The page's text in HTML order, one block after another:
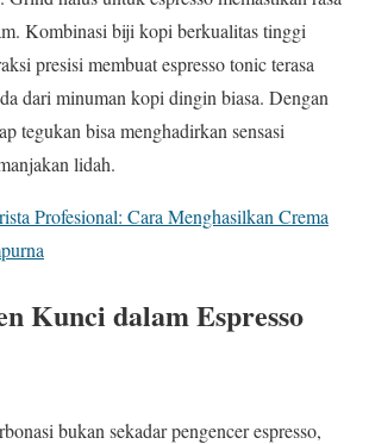
Kombinasi biji kopi berkualitas tinggi
presisi membuat espresso tonic terasa
dari minuman kopi dingin biasa. Dengan
tegukan bisa menghadirkan sensasi
lidah.
Profesional: Cara Menghasilkan Crema
Kunci dalam Espresso
bukan sekadar pengencer espresso,